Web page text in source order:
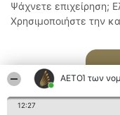
ΑΕΤΟΊ των
12:27
Ψάχνετε επιχείρηση;
Χρησιμοποιήστε την